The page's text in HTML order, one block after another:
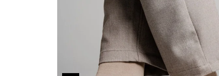
Bezuciskowe
Sportowe
Antypoślizgowe
Ciepłe
Ciepłe
Rozmiar